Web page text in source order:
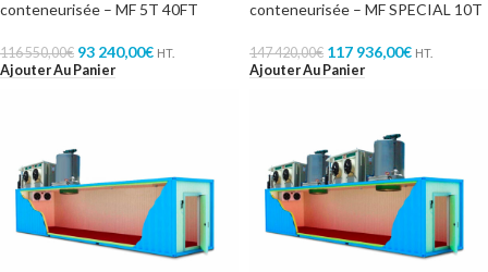
conteneurisée – MF 5T 40FT
116 550,00€ 93 240,00€ HT.
Ajouter Au Panier
conteneurisée – MF SPECIAL 10T
147 420,00€ 117 936,00€ HT.
Ajouter Au Panier